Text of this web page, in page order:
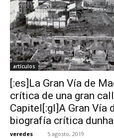
artículos
[:es]La Gran Vía de
crítica de una gran
Capitel[:gl]A Gran Vía
biografía crítica
veredes - 5 agosto, 2019